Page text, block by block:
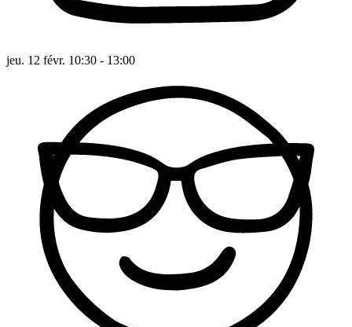
jeu. 12 févr. 10:30 - 13:00